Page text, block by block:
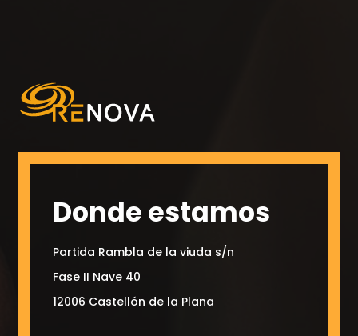
Donde estamos
Partida Rambla de la viuda s/n
Fase II Nave 40
12006 Castellón de la Plana